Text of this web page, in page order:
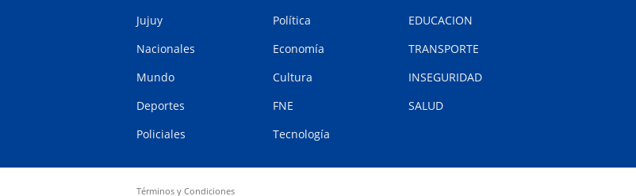
Jujuy
Nacionales
Mundo
Deportes
Policiales
Política
Economía
Cultura
FNE
Tecnología
EDUCACION
TRANSPORTE
INSEGURIDAD
SALUD
Términos y Condiciones